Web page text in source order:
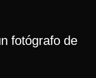
fotógrafo de